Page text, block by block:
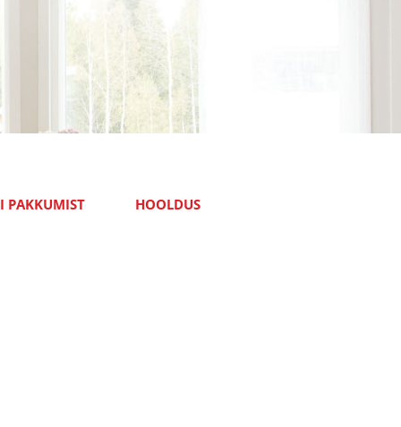
PAKKUMIST HOOLDUS